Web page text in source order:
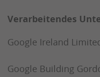
Verarbeitendes
Google Ireland
Google Building